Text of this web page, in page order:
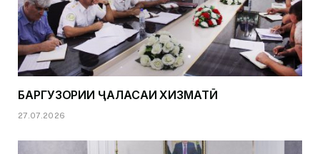
БАРГУЗОРИИ ҶАЛАСАИ ХИЗМАТӢ
27.07.2026